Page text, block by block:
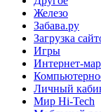
Железо
Забава.ру
Загрузка
Игры
Интернет-
Личный
Мир Hi-Tech